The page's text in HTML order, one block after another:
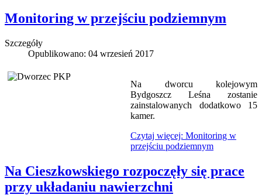
Monitoring w przejściu podziemnym
Szczegóły
Opublikowano: 04 wrzesień 2017
Na dworcu kolejowym
Bydgoszcz Leśna zostanie
zainstalowanych dodatkowo 15
kamer.
Czytaj więcej: Monitoring w
przejściu podziemnym
Na Cieszkowskiego rozpoczęły się prace
przy układaniu nawierzchni